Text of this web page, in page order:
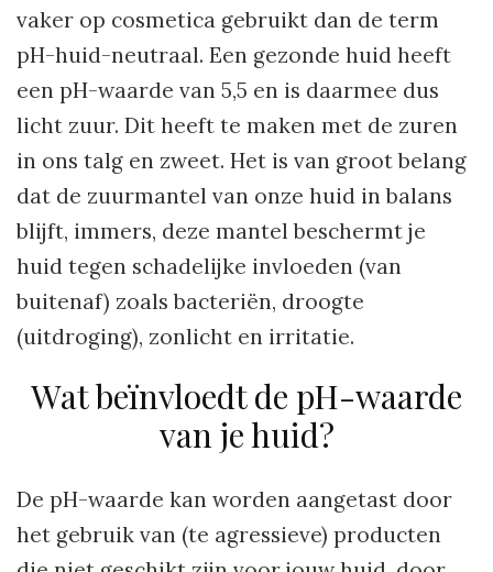
vaker op cosmetica gebruikt dan de term
pH-huid-neutraal. Een gezonde huid heeft
een pH-waarde van 5,5 en is daarmee dus
licht zuur. Dit heeft te maken met de zuren
in ons talg en zweet. Het is van groot belang
dat de zuurmantel van onze huid in balans
blijft, immers, deze mantel beschermt je
huid tegen schadelijke invloeden (van
buitenaf) zoals bacteriën, droogte
(uitdroging), zonlicht en irritatie.
Wat beïnvloedt de pH-waarde
van je huid?
De pH-waarde kan worden aangetast door
het gebruik van (te agressieve) producten